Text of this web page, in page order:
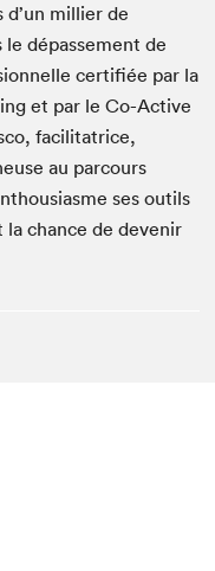
d’un millier de
dépassement de
certifiée par la
et par le Co-Active
facilitatrice,
au parcours
ses outils
chance de devenir